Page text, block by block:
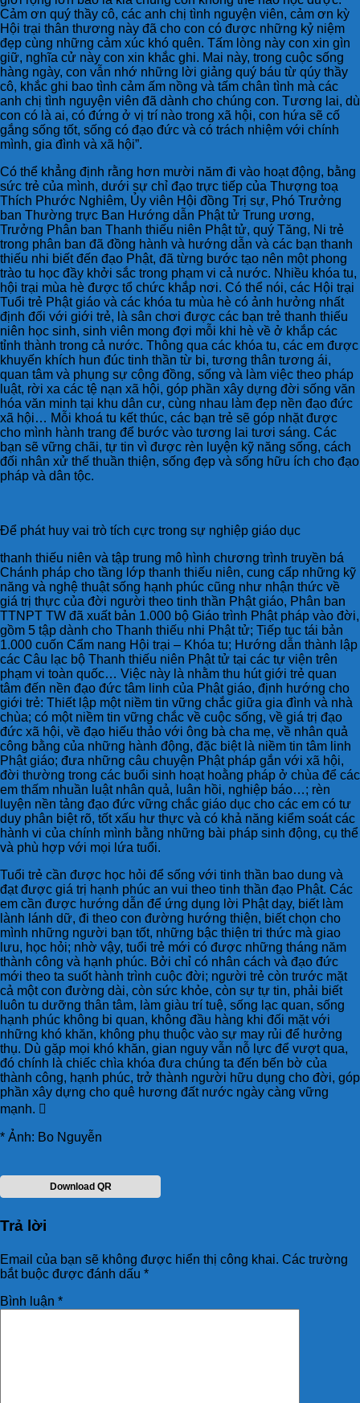
Cảm ơn quý thầy cô, các anh chị tình nguyện viên, cảm ơn kỳ
Hội trại thân thương này đã cho con có được những kỷ niệm
đẹp cùng những cảm xúc khó quên. Tấm lòng này con xin gìn
giữ, nghĩa cử này con xin khắc ghi. Mai này, trong cuộc sống
hàng ngày, con vẫn nhớ những lời giảng quý báu từ qúy thầy
cô, khắc ghi bao tình cảm ấm nồng và tấm chân tình mà các
anh chị tình nguyện viên đã dành cho chúng con. Tương lai, dù
con có là ai, có đứng ở vị trí nào trong xã hội, con hứa sẽ cố
gắng sống tốt, sống có đạo đức và có trách nhiệm với chính
mình, gia đình và xã hội”.
Có thể khẳng định rằng hơn mười năm đi vào hoạt động, bằng
sức trẻ của mình, dưới sự chỉ đạo trực tiếp của Thượng toạ
Thích Phước Nghiêm, Ủy viên Hội đồng Trị sự, Phó Trưởng
ban Thường trực Ban Hướng dẫn Phật tử Trung ương,
Trưởng Phân ban Thanh thiếu niên Phật tử, quý Tăng, Ni trẻ
trong phân ban đã đồng hành và hướng dẫn và các bạn thanh
thiếu nhi biết đến đạo Phật, đã từng bước tạo nên một phong
trào tu học đầy khởi sắc trong phạm vi cả nước. Nhiều khóa tu,
hội trại mùa hè được tổ chức khắp nơi. Có thể nói, các Hội trại
Tuổi trẻ Phật giáo và các khóa tu mùa hè có ảnh hưởng nhất
định đối với giới trẻ, là sân chơi được các bạn trẻ thanh thiếu
niên học sinh, sinh viên mong đợi mỗi khi hè về ở khắp các
tỉnh thành trong cả nước. Thông qua các khóa tu, các em được
khuyến khích hun đúc tinh thần từ bi, tương thân tương ái,
quan tâm và phụng sự cộng đồng, sống và làm việc theo pháp
luật, rời xa các tệ nạn xã hội, góp phần xây dựng đời sống văn
hóa văn minh tại khu dân cư, cùng nhau làm đẹp nền đạo đức
xã hội… Mỗi khoá tu kết thúc, các bạn trẻ sẽ góp nhặt được
cho mình hành trang để bước vào tương lai tươi sáng. Các
bạn sẽ vững chãi, tự tin vì được rèn luyện kỹ năng sống, cách
đối nhân xử thế thuần thiện, sống đẹp và sống hữu ích cho đạo
pháp và dân tộc.
Để phát huy vai trò tích cực trong sự nghiệp giáo dục
thanh thiếu niên và tập trung mô hình chương trình truyền bá
Chánh pháp cho tầng lớp thanh thiếu niên, cung cấp những kỹ
năng và nghệ thuật sống hạnh phúc cũng như nhận thức về
giá trị thực của đời người theo tinh thần Phật giáo, Phân ban
TTNPT TW đã xuất bản 1.000 bộ Giáo trình Phật pháp vào đời,
gồm 5 tập dành cho Thanh thiếu nhi Phật tử; Tiếp tục tái bản
1.000 cuốn Cẩm nang Hội trại – Khóa tu; Hướng dẫn thành lập
các Câu lạc bộ Thanh thiếu niên Phật tử tại các tự viện trên
phạm vi toàn quốc… Việc này là nhằm thu hút giới trẻ quan
tâm đến nền đạo đức tâm linh của Phật giáo, định hướng cho
giới trẻ: Thiết lập một niềm tin vững chắc giữa gia đình và nhà
chùa; có một niềm tin vững chắc về cuộc sống, về giá trị đạo
đức xã hội, về đạo hiếu thảo với ông bà cha mẹ, về nhân quả
công bằng của những hành động, đặc biệt là niềm tin tâm linh
Phật giáo; đưa những câu chuyện Phật pháp gắn với xã hội,
đời thường trong các buổi sinh hoạt hoằng pháp ở chùa để các
em thấm nhuần luật nhân quả, luân hồi, nghiệp báo…; rèn
luyện nền tảng đạo đức vững chắc giáo dục cho các em có tư
duy phân biệt rõ, tốt xấu hư thực và có khả năng kiểm soát các
hành vi của chính mình bằng những bài pháp sinh động, cụ thể
và phù hợp với mọi lứa tuổi.
Tuổi trẻ cần được học hỏi để sống với tinh thần bao dung và
đạt được giá trị hạnh phúc an vui theo tinh thần đạo Phật. Các
em cần được hướng dẫn để ứng dụng lời Phật dạy, biết làm
lành lánh dữ, đi theo con đường hướng thiện, biết chọn cho
mình những người bạn tốt, những bậc thiện tri thức mà giao
lưu, học hỏi; nhờ vậy, tuổi trẻ mới có được những tháng năm
thành công và hạnh phúc. Bởi chỉ có nhân cách và đạo đức
mới theo ta suốt hành trình cuộc đời; người trẻ còn trước mặt
cả một con đường dài, còn sức khỏe, còn sự tự tin, phải biết
luôn tu dưỡng thân tâm, làm giàu trí tuệ, sống lạc quan, sống
hạnh phúc không bi quan, không đầu hàng khi đối mặt với
những khó khăn, không phụ thuộc vào sự may rủi để hưởng
thụ. Dù gặp mọi khó khăn, gian nguy vẫn nỗ lực để vượt qua,
đó chính là chiếc chìa khóa đưa chúng ta đến bến bờ của
thành công, hạnh phúc, trở thành người hữu dụng cho đời, góp
phần xây dựng cho quê hương đất nước ngày càng vững
mạnh. 
* Ảnh: Bo Nguyễn
Download QR
Trả lời
Email của bạn sẽ không được hiển thị công khai. Các trường
bắt buộc được đánh dấu *
Bình luận *